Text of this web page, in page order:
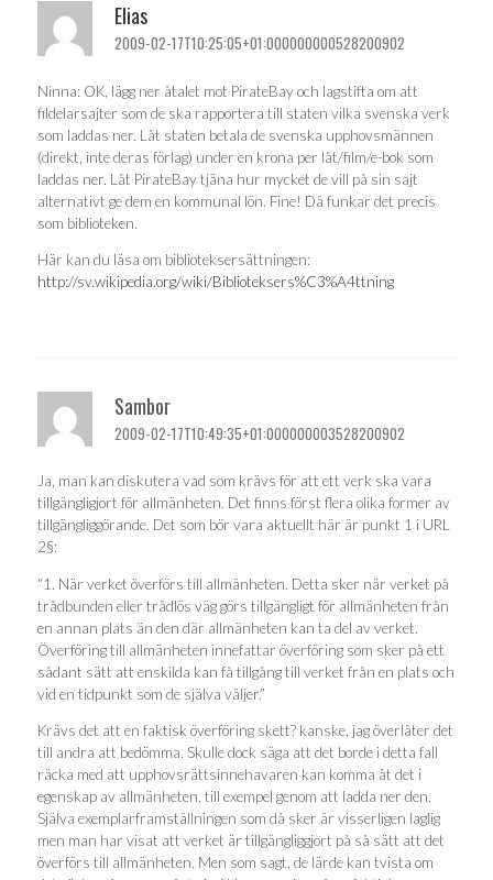
Elias
2009-02-17T10:25:05+01:000000000528200902
Ninna: OK, lägg ner åtalet mot PirateBay och lagstifta om att
fildelarsajter som de ska rapportera till staten vilka svenska verk
som laddas ner. Låt staten betala de svenska upphovsmännen
(direkt, inte deras förlag) under en krona per låt/film/e-bok som
laddas ner. Låt PirateBay tjäna hur mycket de vill på sin sajt
alternativt ge dem en kommunal lön. Fine! Då funkar det precis
som biblioteken.
Här kan du läsa om biblioteksersättningen:
http://sv.wikipedia.org/wiki/Biblioteksers%C3%A4ttning
Sambor
2009-02-17T10:49:35+01:000000003528200902
Ja, man kan diskutera vad som krävs för att ett verk ska vara
tillgängligjort för allmänheten. Det finns först flera olika former av
tillgängliggörande. Det som bör vara aktuellt här är punkt 1 i URL
2§:
“1. När verket överförs till allmänheten. Detta sker när verket på
trådbunden eller trådlös väg görs tillgängligt för allmänheten från
en annan plats än den där allmänheten kan ta del av verket.
Överföring till allmänheten innefattar överföring som sker på ett
sådant sätt att enskilda kan få tillgång till verket från en plats och
vid en tidpunkt som de själva väljer.”
Krävs det att en faktisk överföring skett? kanske, jag överlåter det
till andra att bedömma. Skulle dock säga att det borde i detta fall
räcka med att upphovsrättsinnehavaren kan komma åt det i
egenskap av allmänheten, till exempel genom att ladda ner den.
Själva exemplarframställningen som då sker är visserligen laglig
men man har visat att verket är tillgängliggjort på så sätt att det
överförs till allmänheten. Men som sagt, de lärde kan tvista om